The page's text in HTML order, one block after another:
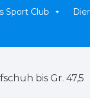
Sport Club
bis Gr. 47,5